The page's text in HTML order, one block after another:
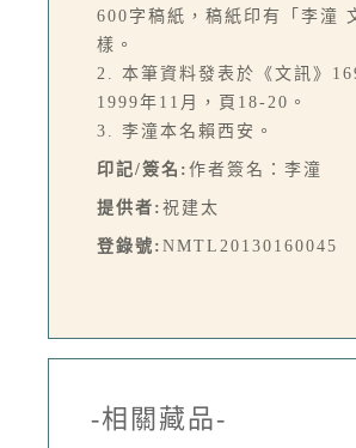
600字稿紙，稿紙印有「李潼
樣。
2. 本筆資料發表於《文訊》
1999年11月，頁18-20。
3. 李潼本名賴西安。
印記/簽名: 作者簽名：李潼
提供者: 祝建太
登錄號: NMTL20130160045
-相關藏品-